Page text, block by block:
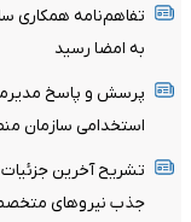
تفاهم‌نامه همکاری
به امضا رسید
پرسش و پاسخ
استخدامی سازمان
تشریح آخرین
جذب نیروهای